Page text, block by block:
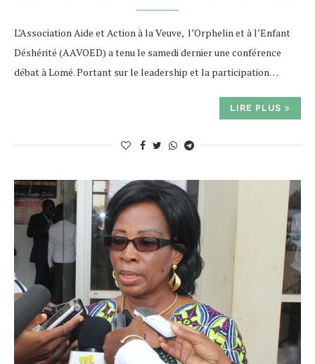
L’Association Aide et Action à la Veuve, l’Orphelin et à l’Enfant
Déshérité (AAVOED) a tenu le samedi dernier une conférence
débat à Lomé. Portant sur le leadership et la participation…
LIRE PLUS